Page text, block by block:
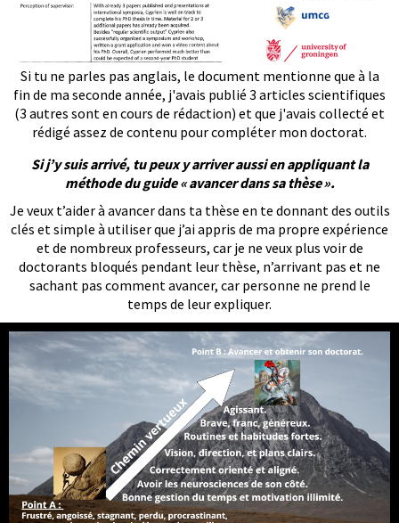
Si tu ne parles pas anglais, le document mentionne que à la
fin de ma seconde année, j'avais publié 3 articles scientifiques
(3 autres sont en cours de rédaction) et que j'avais collecté et
rédigé assez de contenu pour compléter mon doctorat.
Si j’y suis arrivé, tu peux y arriver aussi en appliquant la
méthode du guide « avancer dans sa thèse ».
Je veux t’aider à avancer dans ta thèse en te donnant des outils
clés et simple à utiliser que j’ai appris de ma propre expérience
et de nombreux professeurs, car je ne veux plus voir de
doctorants bloqués pendant leur thèse, n’arrivant pas et ne
sachant pas comment avancer, car personne ne prend le
temps de leur expliquer.